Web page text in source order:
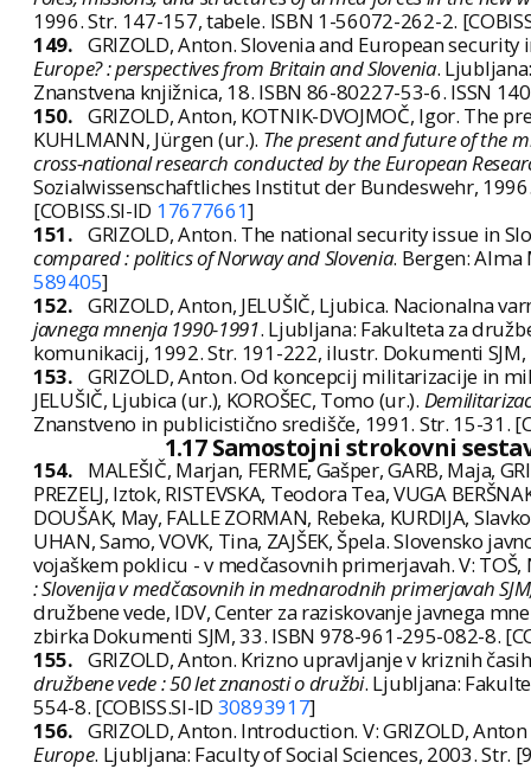
1996. Str. 147-157, tabele. ISBN 1-56072-262-2.
149. GRIZOLD, Anton. Slovenia and European security
Europe? : perspectives from Britain and Slovenia.
Znanstvena knjižnica, 18. ISBN 86-80227-53-6. ISSN
150. GRIZOLD, Anton, KOTNIK-DVOJMOČ, Igor. The
KUHLMANN, Jürgen (ur.). The present and future of the
cross-national research conducted by the European
Sozialwissenschaftliches Institut der Bundeswehr,
[COBISS.SI-ID 17677661]
151. GRIZOLD, Anton. The national security issue in
compared : politics of Norway and Slovenia. Bergen: Alma
589405]
152. GRIZOLD, Anton, JELUŠIČ, Ljubica. Nacionalna
javnega mnenja 1990-1991. Ljubljana: Fakulteta za
komunikacij, 1992. Str. 191-222, ilustr. Dokumenti SJM,
153. GRIZOLD, Anton. Od koncepcij militarizacije in
JELUŠIČ, Ljubica (ur.), KOROŠEC, Tomo (ur.).
Znanstveno in publicistično središče, 1991. Str. 15-31.
1.17 Samostojni strokovni
154.
MALEŠIČ, Marjan, FERME, Gašper, GARB, Maja,
PREZELJ, Iztok, RISTEVSKA, Teodora Tea, VUGA
DOUŠAK, May, FALLE ZORMAN, Rebeka, KURDIJA,
UHAN, Samo, VOVK, Tina, ZAJŠEK, Špela. Slovensko
vojaškem poklicu - v medčasovnih primerjavah. V:
: Slovenija v medčasovnih in mednarodnih primerjavah SJM,
družbene vede, IDV, Center za raziskovanje javnega
zbirka Dokumenti SJM, 33. ISBN 978-961-295-082-8.
155. GRIZOLD, Anton. Krizno upravljanje v kriznih
družbene vede : 50 let znanosti o družbi. Ljubljana:
554-8. [COBISS.SI-ID 30893917]
156. GRIZOLD, Anton. Introduction. V: GRIZOLD, Anton
Europe. Ljubljana: Faculty of Social Sciences, 2003. Str.